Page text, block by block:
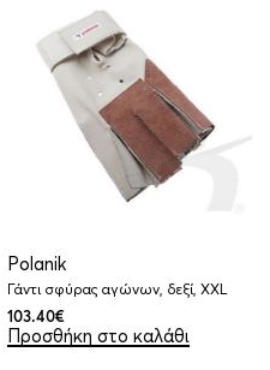
Polanik
Γάντι σφύρας αγώνων, δεξί, XXL
103.40€
Προσθήκη στο καλάθι